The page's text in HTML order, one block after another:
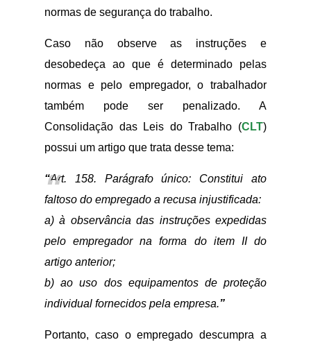
normas de segurança do trabalho.
Caso não observe as instruções e
desobedeça ao que é determinado pelas
normas e pelo empregador, o trabalhador
também pode ser penalizado. A
Consolidação das Leis do Trabalho (CLT)
possui um artigo que trata desse tema:
“Art. 158. Parágrafo único: Constitui ato
faltoso do empregado a recusa injustificada:
a) à observância das instruções expedidas
pelo empregador na forma do item II do
artigo anterior;
b) ao uso dos equipamentos de proteção
individual fornecidos pela empresa.”
Portanto, caso o empregado descumpra a